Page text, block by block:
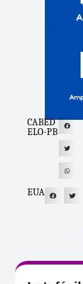
CABED
ELO-PB
EUA